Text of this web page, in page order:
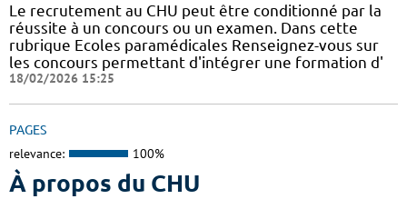
Le recrutement au CHU peut être conditionné par la
réussite à un concours ou un examen. Dans cette
rubrique Ecoles paramédicales Renseignez-vous sur
les concours permettant d'intégrer une formation d'
18/02/2026 15:25
PAGES
relevance: 100%
À propos du CHU